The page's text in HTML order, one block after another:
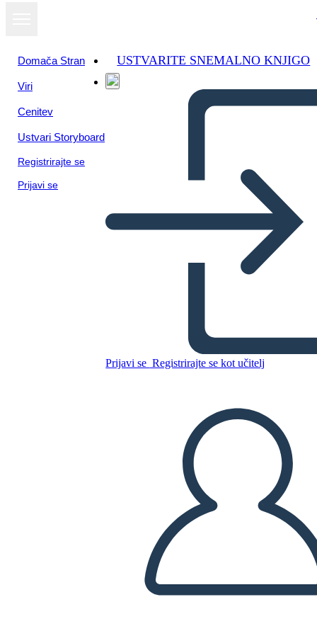
Domača Stran
Viri
Cenitev
Ustvari Storyboard
Registrirajte se
Prijavi se
USTVARITE SNEMALNO KNJIGO
Prijavi se Registrirajte se kot učitelj
Kopirajte to snemalno knjigo
USTVARITE SNEMALNO KNJIGO
PREDVAJANJE DIAPROJEKCIJE
PREBERI MI